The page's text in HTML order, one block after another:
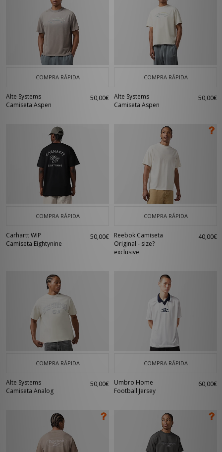
COMPRA RÁPIDA
Alte Systems
Camiseta Aspen
50,00€
COMPRA RÁPIDA
Alte Systems
Camiseta Aspen
50,00€
COMPRA RÁPIDA
Carhartt WIP
Camiseta Eightynine
50,00€
COMPRA RÁPIDA
Reebok Camiseta
Original - size?
exclusive
40,00€
COMPRA RÁPIDA
Alte Systems
Camiseta Analog
50,00€
COMPRA RÁPIDA
Umbro Home
Football Jersey
60,00€